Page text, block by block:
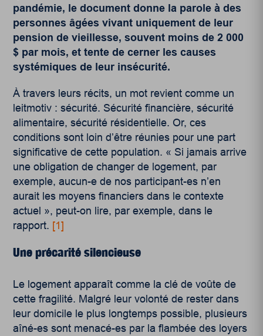
pandémie, le document donne la parole à des
personnes âgées vivant uniquement de leur
pension de vieillesse, souvent moins de 2 000
$ par mois, et tente de cerner les causes
systémiques de leur insécurité.
À travers leurs récits, un mot revient comme un
leitmotiv : sécurité. Sécurité financière, sécurité
alimentaire, sécurité résidentielle. Or, ces
conditions sont loin d’être réunies pour une part
significative de cette population. « Si jamais arrive
une obligation de changer de logement, par
exemple, aucun-e de nos participant-es n’en
aurait les moyens financiers dans le contexte
actuel », peut-on lire, par exemple, dans le
rapport. [1]
Une précarité silencieuse
Le logement apparaît comme la clé de voûte de
cette fragilité. Malgré leur volonté de rester dans
leur domicile le plus longtemps possible, plusieurs
aîné-es sont menacé-es par la flambée des loyers